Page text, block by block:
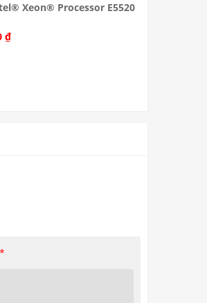
Xeon® Processor E5520
₫
*